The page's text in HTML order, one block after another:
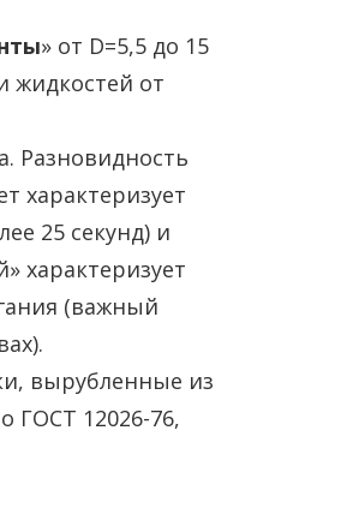
» от D=5,5 до 15
от
Разновидность
характеризует
25 секунд) и
характеризует
(важный
вырубленные из
ГОСТ 12026-76,